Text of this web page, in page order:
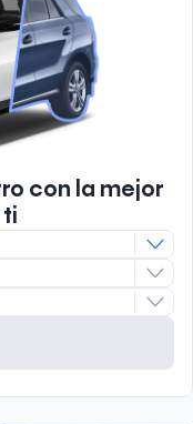
con la mejor
ti